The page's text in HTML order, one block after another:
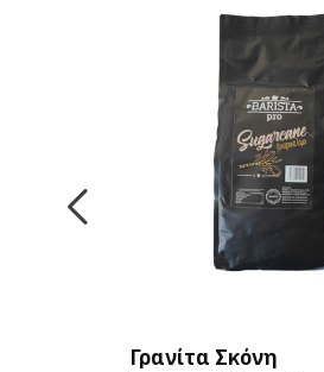
Γρανίτα Σκόνη